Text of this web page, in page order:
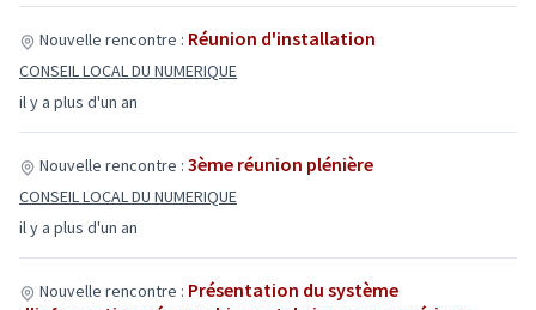
il y a plus d'un an
Nouvelle rencontre : Réunion d'installation
CONSEIL LOCAL DU NUMERIQUE
il y a plus d'un an
Nouvelle rencontre : 3ème réunion plénière
CONSEIL LOCAL DU NUMERIQUE
Nouvelle rencontre : Présentation du système